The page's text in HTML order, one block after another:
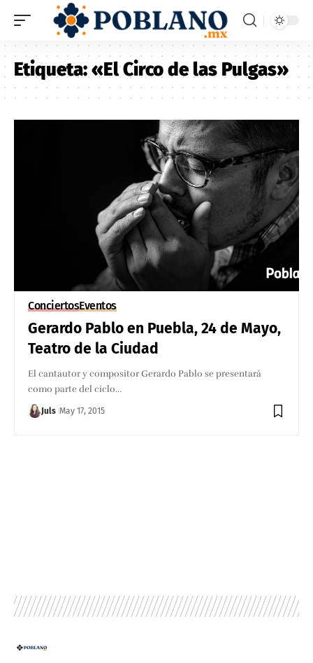
Etiqueta:«El Circo de las Pulgas»
ConciertosEventos
Gerardo Pablo en Puebla, 24 de Mayo,
Teatro de la Ciudad
El cantautor y compositor Gerardo Pablo se presentará
como parte del ciclo…
Juls May 17, 2015